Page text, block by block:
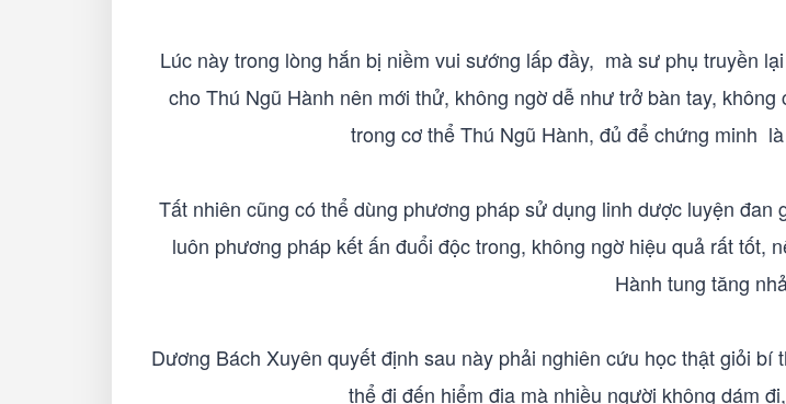
Lúc này trong lòng hắn bị niềm vui sướng lấp đầy, mà sư phụ truyền
cho Thú Ngũ Hành nên mới thử, không ngờ dễ như trở bàn tay,
trong cơ thể Thú Ngũ Hành, đủ để chứng minh
Tất nhiên cũng có thể dùng phương pháp sử dụng linh dược luyện
luôn phương pháp kết ấn đuổi độc trong, không ngờ hiệu quả rất tốt,
Hành tung tăng
Dương Bách Xuyên quyết định sau này phải nghiên cứu học thật giỏi
thể đi đến hiểm địa mà nhiều người không dám